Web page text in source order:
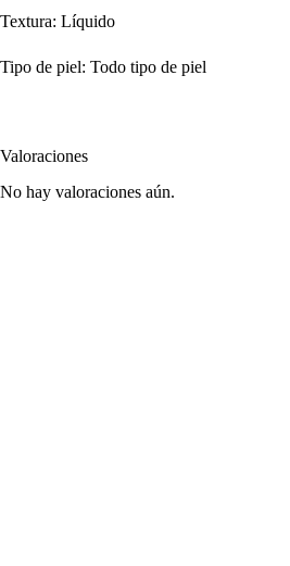
Textura: Líquido
Tipo de piel: Todo tipo de piel
Valoraciones
No hay valoraciones aún.